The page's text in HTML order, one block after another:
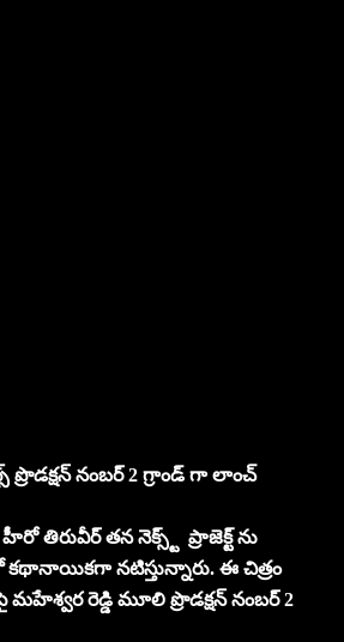
ప్రొడక్షన్ నంబర్ 2 గ్రాండ్ గా లాంచ్
తిరువీర్ తన నెక్స్ట్ ప్రాజెక్ట్ ను
కథానాయికగా నటిస్తున్నారు. ఈ చిత్రం
మహేశ్వర రెడ్డి మూలి ప్రొడక్షన్ నంబర్ 2